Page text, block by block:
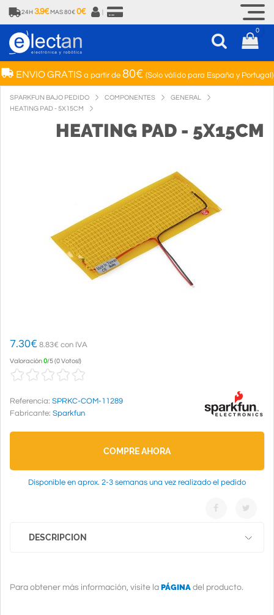
24H 3.9€ MAS 80€ 0€
0
ENVIO GRATISa partir de 80€ (Solo válido para España y Portugal)
SPARKFUN BAJO PEDIDO COMPONENTES
GENERAL
HEATING PAD - 5X15CM
HEATING PAD - 5X15CM
7.30€ 8.83€ con IVA
Valoración0/5(0 Votos!)
Referencia: SPRKC-COM-11289
Fabricante: Sparkfun
COMPRE AHORA
Disponible en aprox. 2-3 semanas una vez realizado el pedido
DESCRIPCION
Para obtener más información, visite la PÁGINA del producto.